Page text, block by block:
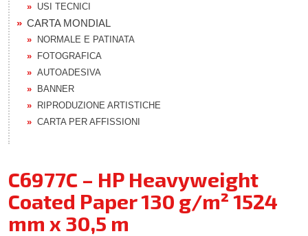
USI TECNICI
CARTA MONDIAL
NORMALE E PATINATA
FOTOGRAFICA
AUTOADESIVA
BANNER
RIPRODUZIONE ARTISTICHE
CARTA PER AFFISSIONI
C6977C – HP Heavyweight
Coated Paper 130 g/m² 1524
mm x 30,5 m